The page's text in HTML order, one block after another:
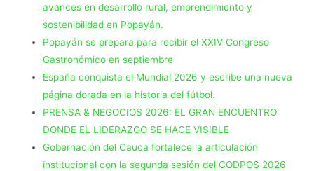
avances en desarrollo rural, emprendimiento y
sostenibilidad en Popayán.
Popayán se prepara para recibir el XXIV Congreso
Gastronómico en septiembre
España conquista el Mundial 2026 y escribe una nueva
página dorada en la historia del fútbol.
PRENSA & NEGOCIOS 2026: EL GRAN ENCUENTRO
DONDE EL LIDERAZGO SE HACE VISIBLE
Gobernación del Cauca fortalece la articulación
institucional con la segunda sesión del CODPOS 2026